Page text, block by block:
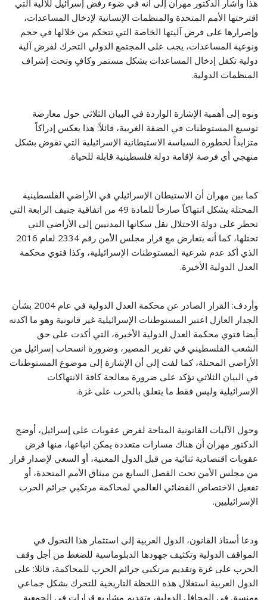
هذا وأشار الدكتور مهران إلى أنه في ضوء رفض إسرائيل للآلية التي
اقترحتها الأمم المتحدة والمنظمات الإنسانية لإدخال المساعدات،
وإصرارها على فرض آليتها الخاصة التي تتحكم من خلالها في حجم
ونوعية المساعدات، يجب على المجتمع الدولي التحرك لفرض آلية
دولية تكفل إدخال المساعدات بشكل مستمر وكافٍ وتحت إشراف
المنظمات الدولية.
ونوه إلى أهمية الإشارة الواردة في البيان الثلاثي حول معارضة
توسيع المستوطنات في الضفة الغربية، قائلاً: هذا يعكس إدراكاً
متزايداً لخطورة السياسة الاستيطانية الإسرائيلية التي تقوض بشكل
منهجي أي فرصة لإقامة دولة فلسطينية قابلة للحياة.
كما بين مهران أن الاستيطان الإسرائيلي في الأراضي الفلسطينية
المحتلة يشكل انتهاكاً صارخاً للمادة 49 من اتفاقية جنيف الرابعة التي
تحظر على دولة الاحتلال نقل سكانها المدنيين إلى الأراضي التي
تحتلها، كما أنه يتعارض مع قرار مجلس الأمن رقم 2334 لعام 2016
الذي أكد عدم شرعية المستوطنات الإسرائيلية، وكذا فتوي محكمة
العدل الدولية الأخيرة.
وأردف: القرار الصادر عن محكمة العدل الدولية في عام 2004 بشأن
الجدار العازل اعتبر المستوطنات الإسرائيلية غير قانونية وهو ما اكدته
أيضا فتوي محكمة العدل الدولية الأخيرة، التي أكدت على حق
الشعب الفلسطيني في تقرير المصير، وضرورة انسحاب إسرائيل من
الأراضي المحتلة، كما لفت إلي أن الإشارة إلى موضوع المستوطنات
في البيان الثلاثي تؤكد على ضرورة معالجة كافة الانتهاكات
الإسرائيلية وليس فقط ما يتعلق بالحرب على غزة.
وحول الآليات القانونية المتاحة لفرض عقوبات على إسرائيل، أوضح
الدكتور مهران أن هناك مسارات متعددة يمكن اتباعها، منها فرض
عقوبات اقتصادية ثنائية من قبل الدول المعنية، أو السعي لإصدار قرار
من مجلس الأمن تحت الفصل السابع من ميثاق الأمم المتحدة، أو
تفعيل الاختصاص القضائي العالمي لمحاكمة مرتكبي جرائم الحرب
الإسرائيليين.
ودعا أستاذ القانون، الدول العربية إلى استثمار هذا التحول في
المواقف الدولية وتكثيف جهودها الدبلوماسية للضغط من أجل وقف
الحرب على غزة وتقديم مرتكبي جرائم الحرب للمحاكمة، قائلا: على
الدول العربية استغلال هذه اللحظة التاريخية للتحرك بشكل جماعي
ومنسق في المحافل الدولية، وتقديم مشاريع قرارات في الجمعية